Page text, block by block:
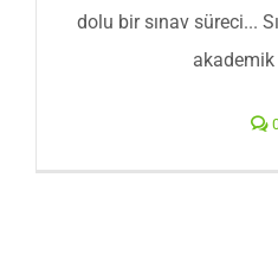
dolu bir sınav süreci...
akademik